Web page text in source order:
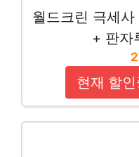
월드크린 극세
+ 판자
현재 할